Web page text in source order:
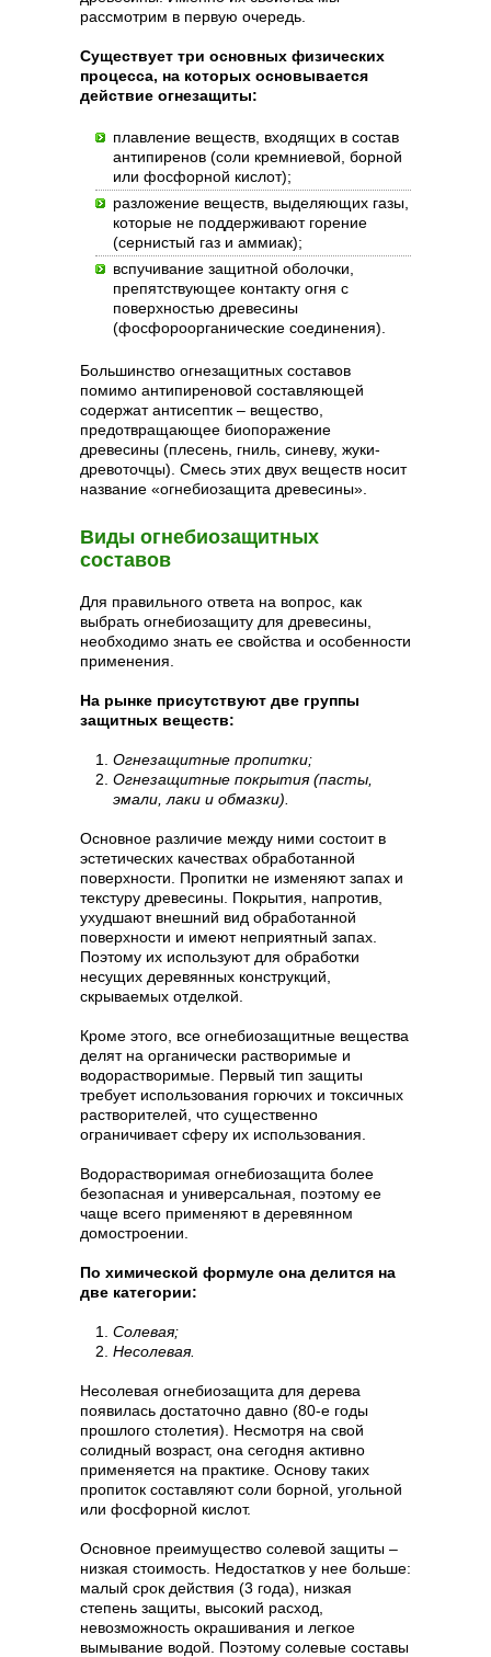
рассмотрим в первую очередь.
Существует три основных физических
процесса, на которых основывается
действие огнезащиты:
плавление веществ, входящих в состав
антипиренов (соли кремниевой, борной
или фосфорной кислот);
разложение веществ, выделяющих газы,
которые не поддерживают горение
(сернистый газ и аммиак);
вспучивание защитной оболочки,
препятствующее контакту огня с
поверхностью древесины
(фосфороорганические соединения).
Большинство огнезащитных составов
помимо антипиреновой составляющей
содержат антисептик – вещество,
предотвращающее биопоражение
древесины (плесень, гниль, синеву, жуки-
древоточцы). Смесь этих двух веществ носит
название «огнебиозащита древесины».
Виды огнебиозащитных
составов
Для правильного ответа на вопрос, как
выбрать огнебиозащиту для древесины,
необходимо знать ее свойства и особенности
применения.
На рынке присутствуют две группы
защитных веществ:
Огнезащитные пропитки;
Огнезащитные покрытия (пасты,
эмали, лаки и обмазки).
Основное различие между ними состоит в
эстетических качествах обработанной
поверхности. Пропитки не изменяют запах и
текстуру древесины. Покрытия, напротив,
ухудшают внешний вид обработанной
поверхности и имеют неприятный запах.
Поэтому их используют для обработки
несущих деревянных конструкций,
скрываемых отделкой.
Кроме этого, все огнебиозащитные вещества
делят на органически растворимые и
водорастворимые. Первый тип защиты
требует использования горючих и токсичных
растворителей, что существенно
ограничивает сферу их использования.
Водорастворимая огнебиозащита более
безопасная и универсальная, поэтому ее
чаще всего применяют в деревянном
домостроении.
По химической формуле она делится на
две категории:
Солевая;
Несолевая.
Несолевая огнебиозащита для дерева
появилась достаточно давно (80-е годы
прошлого столетия). Несмотря на свой
солидный возраст, она сегодня активно
применяется на практике. Основу таких
пропиток составляют соли борной, угольной
или фосфорной кислот.
Основное преимущество солевой защиты –
низкая стоимость. Недостатков у нее больше:
малый срок действия (3 года), низкая
степень защиты, высокий расход,
невозможность окрашивания и легкое
вымывание водой. Поэтому солевые составы